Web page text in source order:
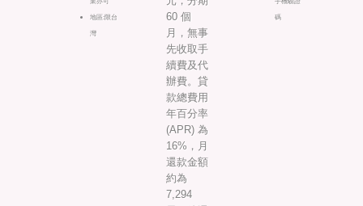
地區:限台
灣
60 個
月，無事
先收取手
續費及代
辦費。貸
款總費用
年百分率
(APR) 為
16%，月
還款金額
約為
7,294
碼